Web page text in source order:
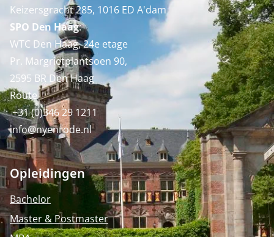
Keizersgracht 285, 1016 ED A'dam
SPO Den Haag:
WTC Den Haag, 24e etage
Pr. Margrietplantsoen 90,
2595 BR Den Haag
Route
+31 (0)346 29 1211
info@nyenrode.nl
Opleidingen
Bachelor
Master & Postmaster